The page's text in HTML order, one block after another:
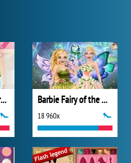
Barbie Hero Face Problem Barbie Fairy of the Woods
18 960x